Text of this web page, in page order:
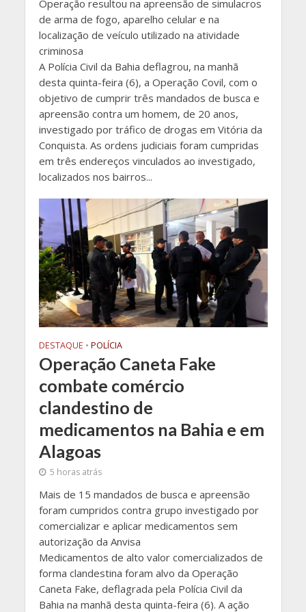
Operação resultou na apreensão de simulacros
de arma de fogo, aparelho celular e na
localização de veículo utilizado na atividade
criminosa
A Polícia Civil da Bahia deflagrou, na manhã
desta quinta-feira (6), a Operação Covil, com o
objetivo de cumprir três mandados de busca e
apreensão contra um homem, de 20 anos,
investigado por tráfico de drogas em Vitória da
Conquista. As ordens judiciais foram cumpridas
em três endereços vinculados ao investigado,
localizados nos bairros...
DESTAQUE • POLÍCIA
Operação Caneta Fake
combate comércio
clandestino de
medicamentos na Bahia e em
Alagoas
5 horas atrás
Mais de 15 mandados de busca e apreensão
foram cumpridos contra grupo investigado por
comercializar e aplicar medicamentos sem
autorização da Anvisa
Medicamentos de alto valor comercializados de
forma clandestina foram alvo da Operação
Caneta Fake, deflagrada pela Polícia Civil da
Bahia na manhã desta quinta-feira (6). A ação